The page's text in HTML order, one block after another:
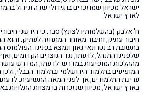
ישראל מכיוון שמוזכרים בו גידולי שדה וגידול
לארץ ישראל.
ח' אלבק (בהשלמותיו לצונץ) סבר, כי היו שני
חיבור עתיק, וחיבור מאוחר המתחזה לעתיק, והוא
בתשובת רב נטרונאי גאון ונמצא בפנינו.
שלפנינו התנהל, לדעתו, נגד הנוצרים הקדומים,
מההלכות המופיעות במדרש. לדעתו, המדרש
המופיעים בתלמוד הירושלמי ובתלמוד הבבלי,
עריכת התלמודים, אך לפני המאה התשיעית.
בארץ ישראל, מכיוון שנזכרות בו מצוות התלויות